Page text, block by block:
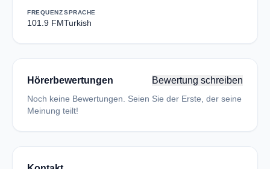
FREQUENZ
101.9 FM
SPRACHE
Turkish
Hörerbewertungen Bewertung schreiben
Noch keine Bewertungen. Seien Sie der Erste, der seine
Meinung teilt!